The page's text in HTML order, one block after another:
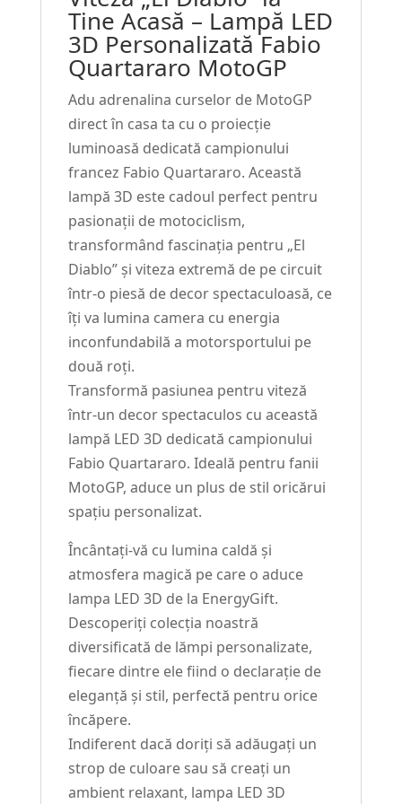
#211
Tine Acasă – Lampă LED
3D Personalizată Fabio
Quartararo MotoGP
Adu adrenalina curselor de MotoGP
direct în casa ta cu o proiecție
luminoasă dedicată campionului
francez Fabio Quartararo. Această
lampă 3D este cadoul perfect pentru
pasionații de motociclism,
transformând fascinația pentru „El
Diablo” și viteza extremă de pe circuit
într-o piesă de decor spectaculoasă, ce
îți va lumina camera cu energia
inconfundabilă a motorsportului pe
două roți.
Transformă pasiunea pentru viteză
într-un decor spectaculos cu această
lampă LED 3D dedicată campionului
Fabio Quartararo. Ideală pentru fanii
MotoGP, aduce un plus de stil oricărui
spațiu personalizat.
Încântați-vă cu lumina caldă și
atmosfera magică pe care o aduce
lampa LED 3D de la EnergyGift.
Descoperiți colecția noastră
diversificată de lămpi personalizate,
fiecare dintre ele fiind o declarație de
eleganță și stil, perfectă pentru orice
încăpere.
Indiferent dacă doriți să adăugați un
strop de culoare sau să creați un
ambient relaxant, lampa LED 3D